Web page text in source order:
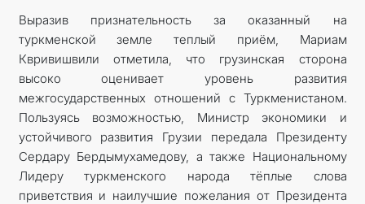
Выразив признательность за оказанный на
туркменской земле теплый приём, Мариам
Квривишвили отметила, что грузинская сторона
высоко оценивает уровень развития
межгосударственных отношений с Туркменистаном.
Пользуясь возможностью, Министр экономики и
устойчивого развития Грузии передала Президенту
Сердару Бердымухамедову, а также Национальному
Лидеру туркменского народа тёплые слова
приветствия и наилучшие пожелания от Президента